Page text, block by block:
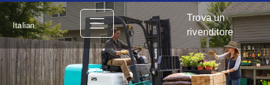
Italian
Trova un
rivenditore